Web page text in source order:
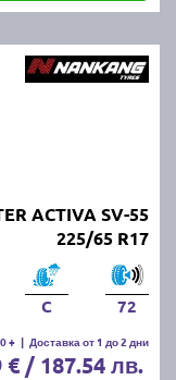
ACTIVA SV-55
225/65 R17
C 72
+ | Доставка от 1 до 2 дни
€ / 187.54 лв.